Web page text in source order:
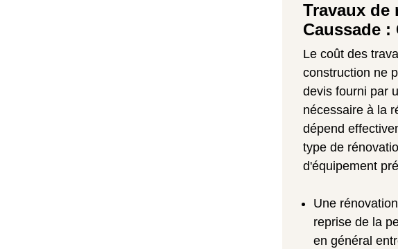
Travaux de
Caussade :
Le coût des
construction ne
devis fourni par
nécessaire à la
dépend
type de
d'équipement
Une
reprise de la
en général